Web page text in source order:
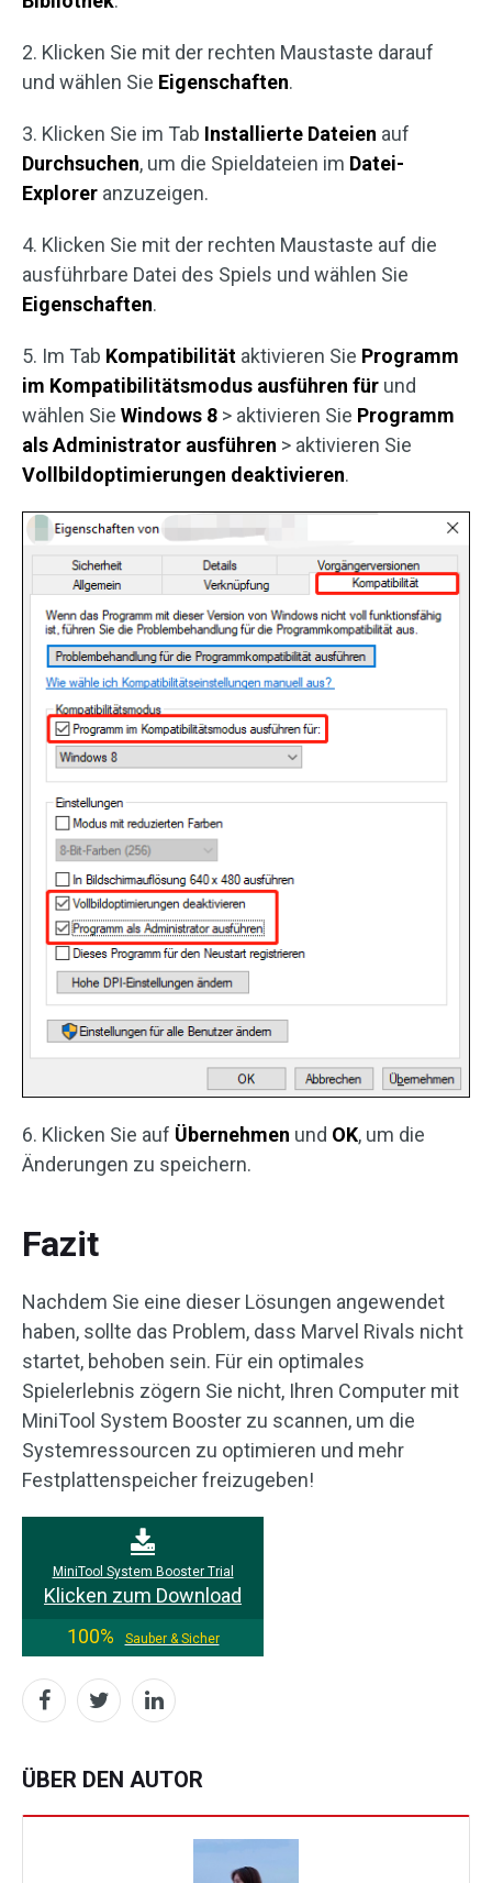
2. Klicken Sie mit der rechten Maustaste darauf
und wählen Sie Eigenschaften.
3. Klicken Sie im Tab Installierte Dateien auf
Durchsuchen, um die Spieldateien im Datei-
Explorer anzuzeigen.
4. Klicken Sie mit der rechten Maustaste auf die
ausführbare Datei des Spiels und wählen Sie
Eigenschaften.
5. Im Tab Kompatibilität aktivieren Sie Programm
im Kompatibilitätsmodus ausführen für und
wählen Sie Windows 8 > aktivieren Sie Programm
als Administrator ausführen > aktivieren Sie
Vollbildoptimierungen deaktivieren.
6. Klicken Sie auf Übernehmen und OK, um die
Änderungen zu speichern.
Fazit
Nachdem Sie eine dieser Lösungen angewendet
haben, sollte das Problem, dass Marvel Rivals nicht
startet, behoben sein. Für ein optimales
Spielerlebnis zögern Sie nicht, Ihren Computer mit
MiniTool System Booster zu scannen, um die
Systemressourcen zu optimieren und mehr
Festplattenspeicher freizugeben!
MiniTool System Booster Trial
Klicken zum Download
100%
Sauber & Sicher
ÜBER DEN AUTOR